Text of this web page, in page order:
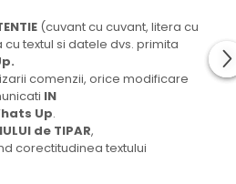
(cuvant cu cuvant, litera cu
textul si datele dvs. primita
comenzii, orice modificare
IN
Up.
de TIPAR,
corectitudinea textului